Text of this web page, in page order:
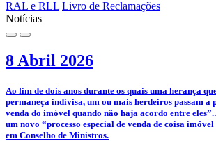
RAL e RLL Livro de Reclamações
Notícias
8 Abril 2026
­Ao fim de dois anos durante os quais uma herança
permaneça indivisa, um ou mais herdeiros passam a
venda do imóvel quando não haja acordo entre
um novo “processo especial de venda de coisa
em Conselho de Ministros.